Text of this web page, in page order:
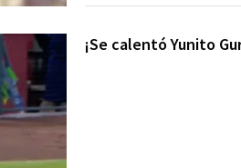
¡Se calentó Yunito